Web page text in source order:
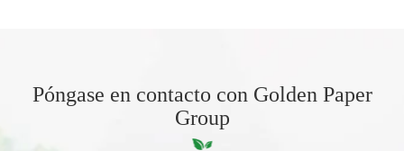
Póngase en contacto con Golden Paper
Group